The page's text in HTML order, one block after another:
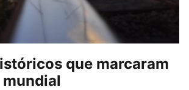
que marcaram